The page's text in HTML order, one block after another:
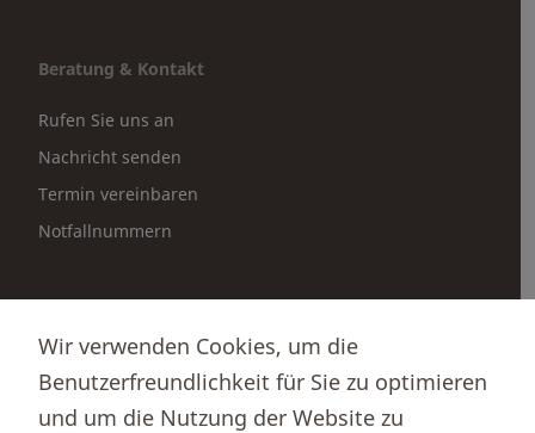
Beratung & Kontakt
Rufen Sie uns an
Nachricht senden
Termin vereinbaren
Notfallnummern
Börsenportal Yourmoney
Wir verwenden Cookies, um die
Benutzerfreundlichkeit für Sie zu optimieren
und um die Nutzung der Website zu